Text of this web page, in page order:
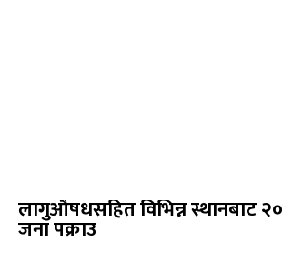
लागुऔषधसहित विभिन्न स्थानबाट २०
जना पक्राउ